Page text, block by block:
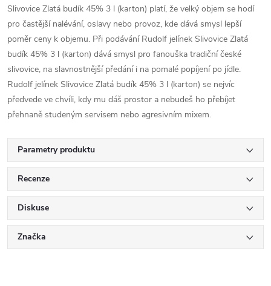
Slivovice Zlatá budík 45% 3 l (karton) platí, že velký objem se hodí
pro častější nalévání, oslavy nebo provoz, kde dává smysl lepší
poměr ceny k objemu. Při podávání Rudolf jelínek Slivovice Zlatá
budík 45% 3 l (karton) dává smysl pro fanouška tradiční české
slivovice, na slavnostnější předání i na pomalé popíjení po jídle.
Rudolf jelínek Slivovice Zlatá budík 45% 3 l (karton) se nejvíc
předvede ve chvíli, kdy mu dáš prostor a nebudeš ho přebíjet
přehnaně studeným servisem nebo agresivním mixem.
Parametry produktu
Recenze
Diskuse
Značka